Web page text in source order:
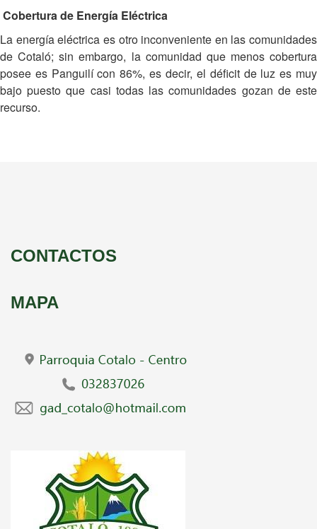
Cobertura de Energía Eléctrica
La energía eléctrica es otro inconveniente en las comunidades
de Cotaló; sin embargo, la comunidad que menos cobertura
posee es Panguilí con 86%, es decir, el déficit de luz es muy
bajo puesto que casi todas las comunidades gozan de este
recurso.
CONTACTOS
MAPA